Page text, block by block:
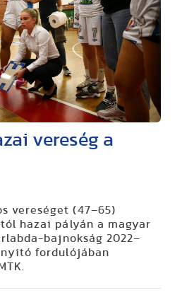
vereség a
vereséget (47–65)
hazai pályán a magyar
bajnokság 2022–
fordulójában